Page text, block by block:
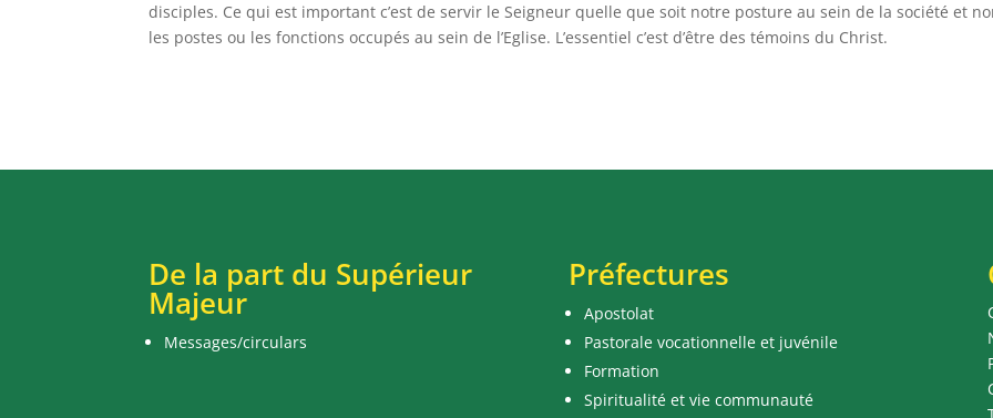
disciples. Ce qui est important c’est de servir le Seigneur quelle que soit notre posture au sein de la société et
les postes ou les fonctions occupés au sein de l’Eglise. L’essentiel c’est d’être des témoins du Christ.
De la part du Supérieur
Majeur
Messages/circulars
Préfectures
Apostolat
Pastorale vocationnelle et juvénile
Formation
Spiritualité et vie communauté